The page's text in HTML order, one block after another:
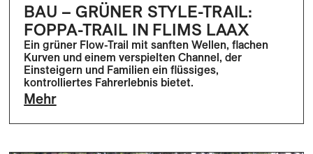
BAU – GRÜNER STYLE-TRAIL:
FOPPA-TRAIL IN FLIMS LAAX
Ein grüner Flow-Trail mit sanften Wellen, flachen
Kurven und einem verspielten Channel, der
Einsteigern und Familien ein flüssiges,
kontrolliertes Fahrerlebnis bietet.
Mehr